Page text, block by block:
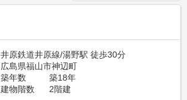
井原鉄道井原線/湯野駅 徒歩30分
広島県福山市神辺町
築年数
築18年
建物階数
2階建